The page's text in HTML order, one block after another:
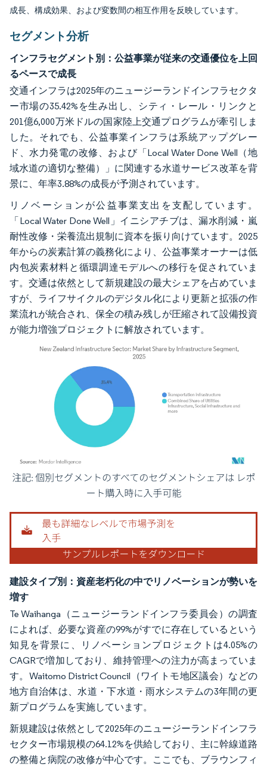
成長、構成効果、および変数間の相互作用を反映しています。
セグメント分析
インフラセグメント別：公益事業が従来の交通優位を上回
るペースで成長
交通インフラは2025年のニュージーランドインフラセクタ
ー市場の35.42%を生み出し、シティ・レール・リンクと
201億6,000万米ドルの国家陸上交通プログラムが牽引しま
した。それでも、公益事業インフラは系統アップグレー
ド、水力発電の改修、および「Local Water Done Well（地
域水道の適切な整備）」に関連する水道サービス改革を背
景に、年率3.88%の成長が予測されています。
リノベーションが公益事業支出を支配しています。
「Local Water Done Well」イニシアチブは、漏水削減・嵐
耐性改修・栄養流出規制に資本を振り向けています。2025
年からの炭素計算の義務化により、公益事業オーナーは低
内包炭素材料と循環調達モデルへの移行を促されていま
す。交通は依然として新規建設の最大シェアを占めていま
すが、ライフサイクルのデジタル化により更新と拡張の作
業流れが統合され、保全の積み残しが圧縮されて設備投資
が能力増強プロジェクトに解放されています。
画像 © Mordor Intelligence。再利用にはCC BY 4.0の表示が必要です。
建設タイプ別：資産老朽化の中でリノベーションが勢いを
増す
Te Waihanga（ニュージーランドインフラ委員会）の調査
によれば、必要な資産の99%がすでに存在しているという
知見を背景に、リノベーションプロジェクトは4.05%の
CAGRで増加しており、維持管理への注力が高まっていま
す。Waitomo District Council（ワイトモ地区議会）などの
地方自治体は、水道・下水道・雨水システムの3年間の更
新プログラムを実施しています。
新規建設は依然として2025年のニュージーランドインフラ
セクター市場規模の64.12%を供給しており、主に幹線道路
の整備と病院の改修が中心です。ここでも、ブラウンフィ